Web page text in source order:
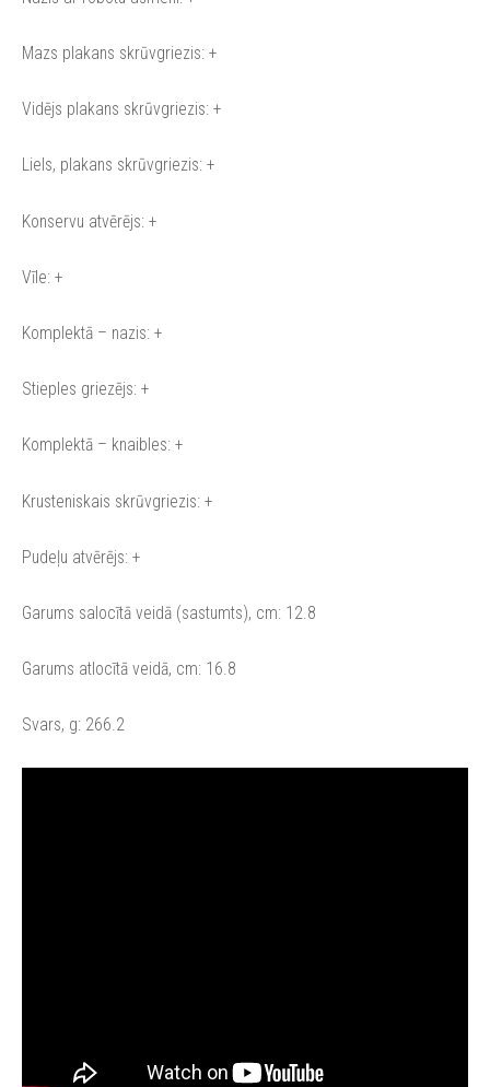
Mazs plakans skrūvgriezis: +
Vidējs plakans skrūvgriezis: +
Liels, plakans skrūvgriezis: +
Konservu atvērējs: +
Vīle: +
Komplektā – nazis: +
Stieples griezējs: +
Komplektā – knaibles: +
Krusteniskais skrūvgriezis: +
Pudeļu atvērējs: +
Garums salocītā veidā (sastumts), cm: 12.8
Garums atlocītā veidā, cm: 16.8
Svars, g: 266.2